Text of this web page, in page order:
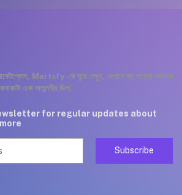
মার্কেটপ্লেস, Martsfy-কে ঘুরে দেখুন, যেখানে বহু পণ্যের সমাহার
এবং অতুলনীয় ডিল!
for regular updates about
Subscribe